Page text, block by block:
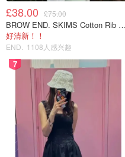
会买。
Spongelle洗澡海绵
£38.00 £75.00
BROW END. SKIMS Cotton Rib 长款背心连衣裙 薄荷绿
好清新！！
END. 1108人感兴趣
7